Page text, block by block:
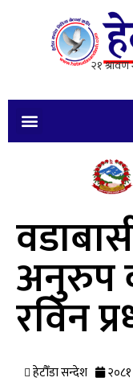
अनुरुप
रविन
हेटौँडा सन्देश